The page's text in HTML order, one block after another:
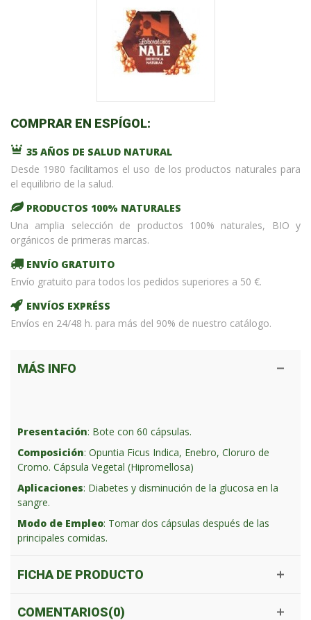
COMPRAR EN ESPÍGOL:
35 AÑOS DE SALUD NATURAL
Desde 1980 facilitamos el uso de los productos naturales para
el equilibrio de la salud.
PRODUCTOS 100% NATURALES
Una amplia selección de productos 100% naturales, BIO y
orgánicos de primeras marcas.
ENVÍO GRATUITO
Envío gratuito para todos los pedidos superiores a 50 €.
ENVÍOS EXPRÉSS
Envíos en 24/48 h. para más del 90% de nuestro catálogo.
MÁS INFO
Presentación: Bote con 60 cápsulas.
Composición: Opuntia Ficus Indica, Enebro, Cloruro de
Cromo. Cápsula Vegetal (Hipromellosa)
Aplicaciones: Diabetes y disminución de la glucosa en la
sangre.
Modo de Empleo: Tomar dos cápsulas después de las
principales comidas.
FICHA DE PRODUCTO
COMENTARIOS(0)